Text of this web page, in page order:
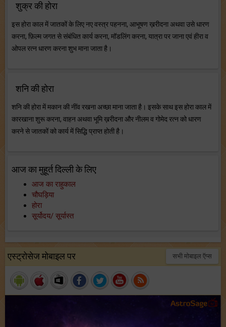
शुक्र की होरा
इस होरा काल में जातकों के लिए नए वस्त्र पहनना, आभूषण ख़रीदना अथवा उसे धारण
करना, फ़िल्म जगत से संबंधित कार्य करना, मॉडलिंग करना, यात्रा पर जाना एवं हीरा व
ओपल रत्न धारण करना शुभ माना जाता है।
शनि की होरा
शनि की होरा में मकान की नींव रखना अच्छा माना जाता है। इसके साथ इस होरा काल में
कारखाना शुरू करना, वाहन अथवा भूमि ख़रीदना और नीलम व गोमेद रत्न को धारण
करने से जातकों को कार्य में सिद्धि प्राप्त होती है।
आज का मुहूर्त दिल्ली के लिए
आज का राहुकाल
चौघड़िया
होरा
सूर्योदय/ सूर्यास्त
एस्ट्रोसेज मोबाइल पर सभी मोबाइल ऍप्स